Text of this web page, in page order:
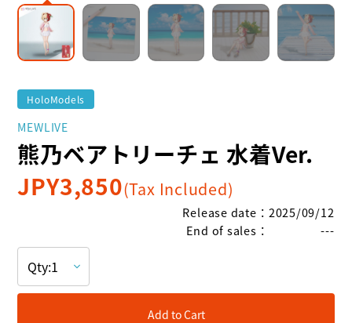
HoloModels
MEWLIVE
熊乃ベアトリーチェ 水着Ver.
JPY3,850(Tax Included)
Release date ： 2025/09/12
End of sales ： ---
Add to Cart